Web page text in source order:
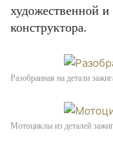
художественной и
конструктора.
Разобранная на детали
Мотоциклы из деталей